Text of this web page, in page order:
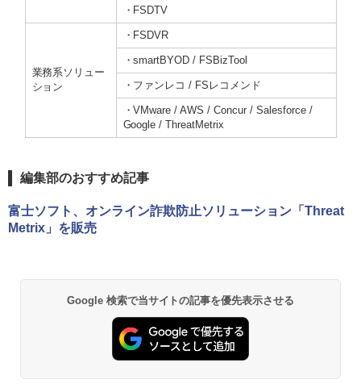
・FSDTV
業務系ソリュー
ション
・FSDVR
・smartBYOD / FSBizTool
・ファンレコ / FSレコメンド
・VMware / AWS / Concur / Salesforce /
Google / ThreatMetrix
編集部のおすすめ記事
富士ソフト、オンライン詐欺防止ソリューション「Threat
Metrix」を販売
Google 検索で当サイトの記事を優先表示させる